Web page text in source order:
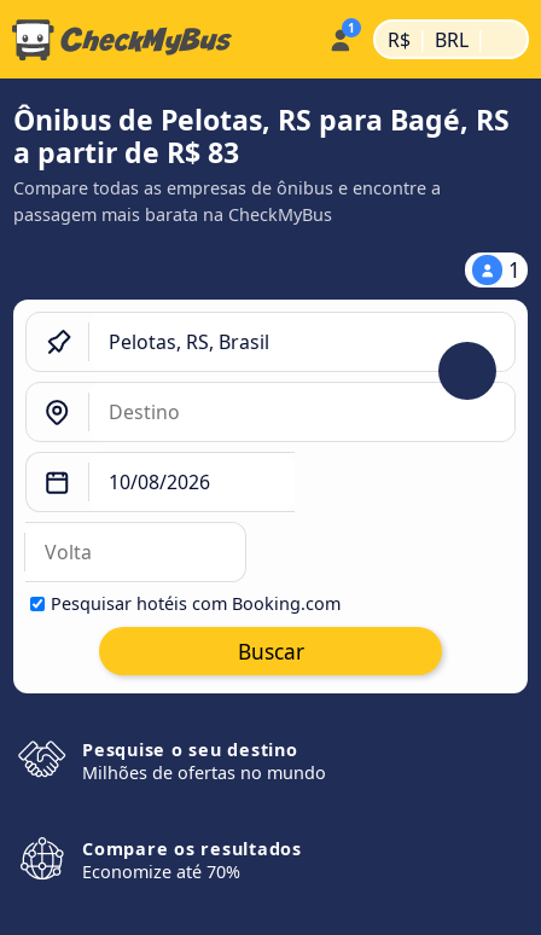
R$ | BRL |
Ônibus de Pelotas, RS para Bagé, RS
a partir de R$ 83
Compare todas as empresas de ônibus e encontre a
passagem mais barata na CheckMyBus
1
Pesquisar hotéis com Booking.com
Buscar
Pesquise o seu destino
Milhões de ofertas no mundo
Compare os resultados
Economize até 70%